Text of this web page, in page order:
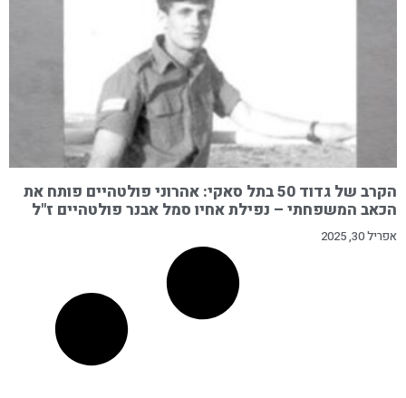
הקרב של גדוד 50 בתל סאקי: אהרוני פולטהיים פותח את
הכאב המשפחתי – נפילת אחיו סמל אבנר פולטהיים ז"ל
אפריל 30, 2025